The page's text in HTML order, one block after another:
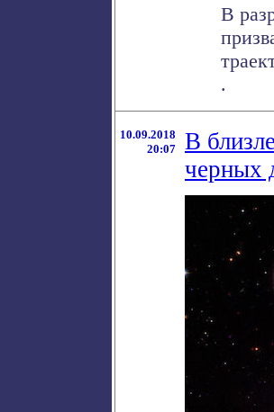
В
.
10.09.2018
20:07
В
черных